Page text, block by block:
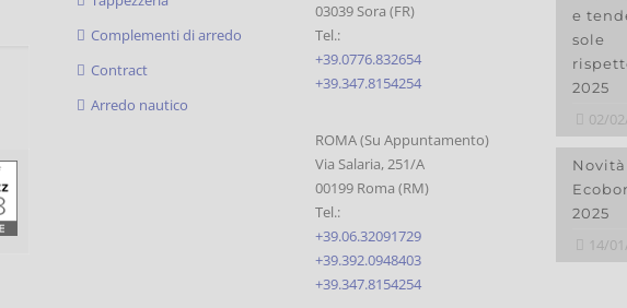
Complementi di arredo
Contract
Arredo nautico
03039 Sora (FR)
Tel.:
+39.0776.832654
+39.347.8154254
ROMA (Su Appuntamento)
Via Salaria, 251/A
00199 Roma (RM)
Tel.:
+39.06.32091729
+39.392.0948403
+39.347.8154254
e
sole
2025
02/
Novità
2025
14/